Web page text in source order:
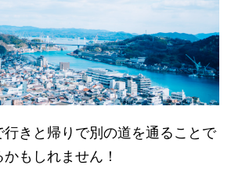
きと帰りで別の道を通ることで
もしれません！